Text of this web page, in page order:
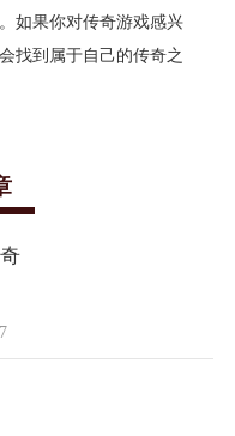
如果你对传奇游戏感兴
找到属于自己的传奇之